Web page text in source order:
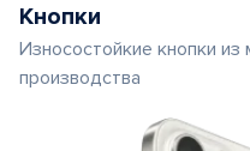
Кнопки
Износостойкие кнопки из
производства